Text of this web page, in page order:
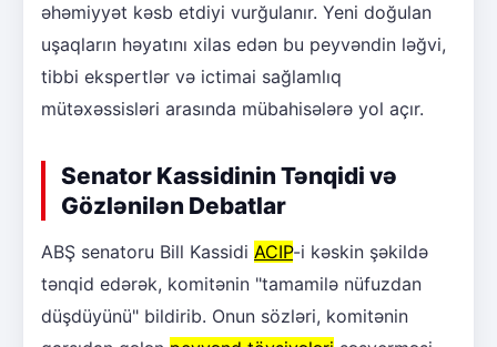
əhəmiyyət kəsb etdiyi vurğulanır. Yeni doğulan
uşaqların həyatını xilas edən bu peyvəndin ləğvi,
tibbi ekspertlər və ictimai sağlamlıq
mütəxəssisləri arasında mübahisələrə yol açır.
Senator Kassidinin Tənqidi və
Gözlənilən Debatlar
ABŞ senatoru Bill Kassidi ACIP-i kəskin şəkildə
tənqid edərək, komitənin "tamamilə nüfuzdan
düşdüyünü" bildirib. Onun sözləri, komitənin